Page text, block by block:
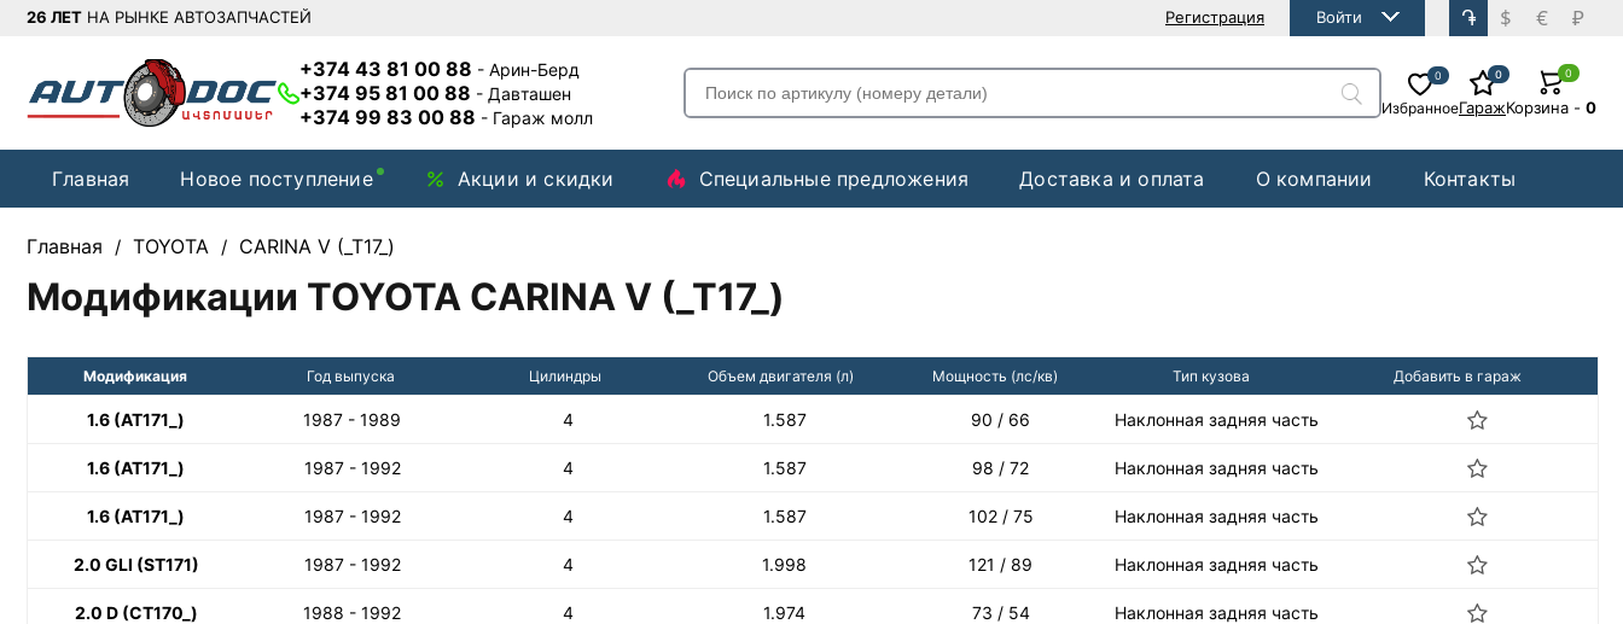
26 ЛЕТ НА РЫНКЕ АВТОЗАПЧАСТЕЙ ֏ $ € ₽
Регистрация Войти
+374 43 81 00 88 - Арин-Берд
+374 95 81 00 88 - Давташен
+374 99 83 00 88 - Гараж молл Избранное
0
Гараж
0
Корзина
0
- 0
Главная Новое поступление Акции и скидки Специальные предложения Доставка и оплата О компании Контакты
Главная / TOYOTA / CARINA V (_T17_)
Модификации TOYOTA CARINA V (_T17_)
Модификация Год выпуска Цилиндры Объем двигателя (л) Мощность (лс/кв) Тип кузова Добавить в гараж
1.6 (AT171_) 1987 - 1989 4 1.587 90 / 66 Наклонная задняя часть
1.6 (AT171_) 1987 - 1992 4 1.587 98 / 72 Наклонная задняя часть
1.6 (AT171_) 1987 - 1992 4 1.587 102 / 75 Наклонная задняя часть
2.0 GLI (ST171) 1987 - 1992 4 1.998 121 / 89 Наклонная задняя часть
2.0 D (CT170_) 1988 - 1992 4 1.974 73 / 54 Наклонная задняя часть